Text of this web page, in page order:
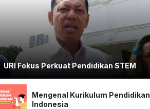
URI Fokus Perkuat Pendidikan STEM
Mengenal Kurikulum Pendidikan
Indonesia